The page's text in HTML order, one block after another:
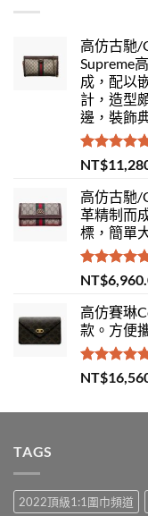
高仿古馳/
Supreme
成，配以
計，造型
邊，裝飾
評分5.00
滿分 5
NT$
高仿古馳/
革精制而
標，簡單
評分 5.00
滿分 5
NT$
高仿賽琳
款。方便
評分5.00
滿分 5
NT$
TAGS
2022頂級1:1圍巾頻道